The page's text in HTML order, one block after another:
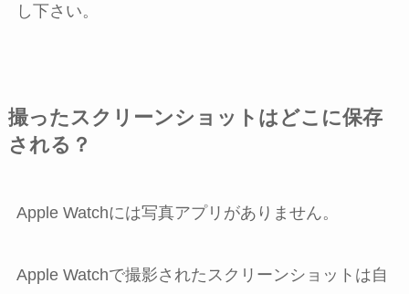
し下さい。
撮ったスクリーンショットはどこに保存
される？
Apple Watchには写真アプリがありません。
Apple Watchで撮影されたスクリーンショットは自